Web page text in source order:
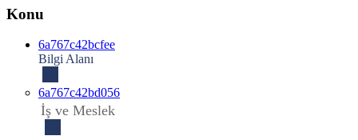
Konu
6a767c42bcfee
Bilgi Alanı
6a767c42bd056
İş ve Meslek